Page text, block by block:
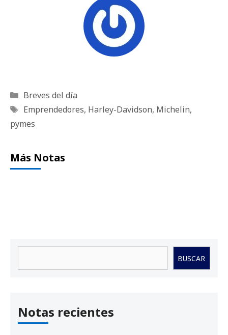
Categorías
Breves del día
Etiquetas
Emprendedores, Harley-Davidson, Michelin,
pymes
Más Notas
BUSCAR
Notas recientes